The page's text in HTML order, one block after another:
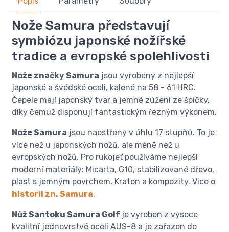
Nože Samura představují
symbiózu japonské nožířské
tradice a evropské spolehlivosti
Nože značky Samura jsou vyrobeny z nejlepší
japonské a švédské oceli, kalené na 58 - 61 HRC.
Čepele mají japonský tvar a jemné zúžení ze špičky,
díky čemuž disponují fantastickým řezným výkonem.
Nože Samura jsou naostřeny v úhlu 17 stupňů. To je
více než u japonských nožů, ale méně než u
evropských nožů. Pro rukojeť používáme nejlepší
moderní materiály: Micarta, G10, stabilizované dřevo,
plast s jemným povrchem, Kraton a kompozity. Vice o
historii zn. Samura.
Nůž Santoku Samura Golf je vyroben z vysoce
kvalitní jednovrstvé oceli AUS-8 a je zařazen do